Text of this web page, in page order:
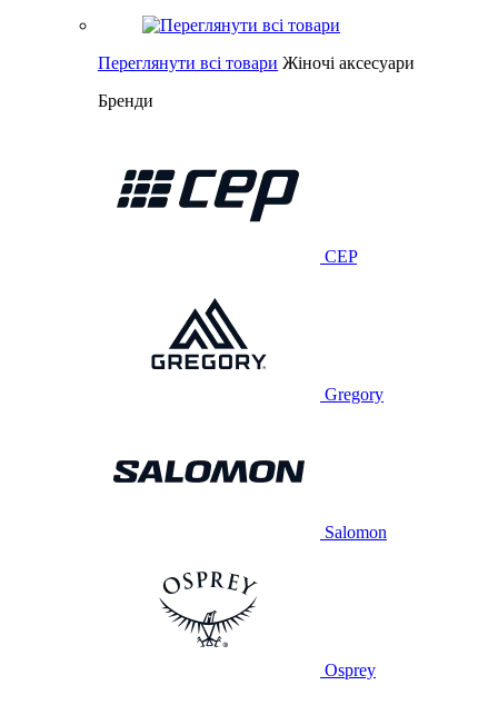
Переглянути всі товари Жіночі аксесуари
Бренди
CEP
Gregory
Salomon
Osprey